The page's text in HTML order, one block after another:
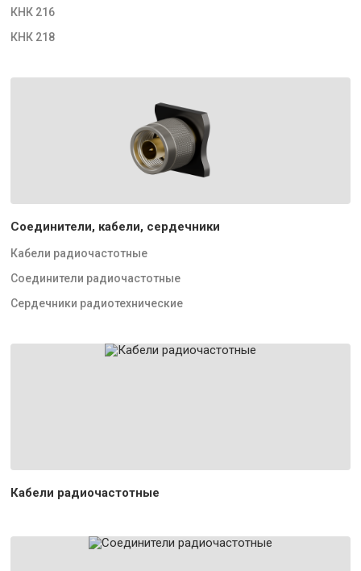
КНК 216
КНК 218
Соединители, кабели, сердечники
Кабели радиочастотные
Соединители радиочастотные
Сердечники радиотехнические
Кабели радиочастотные